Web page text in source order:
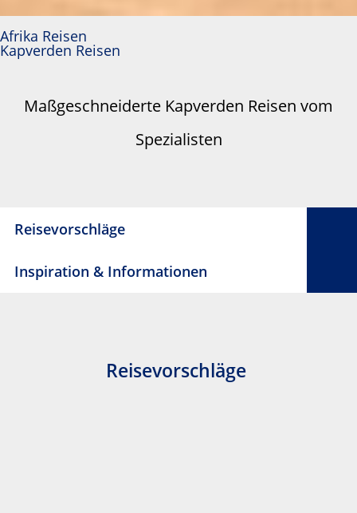
Afrika Reisen
Kapverden Reisen
Maßgeschneiderte Kapverden Reisen vom
Spezialisten
Reisevorschläge
Inspiration & Informationen
Reisevorschläge